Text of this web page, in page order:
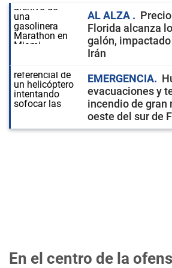
AL ALZA
Florida alcanza
galón,
Irán
EMERGENCIA
evacuaciones y
incendio de gran
oeste del sur de
En el centro de la